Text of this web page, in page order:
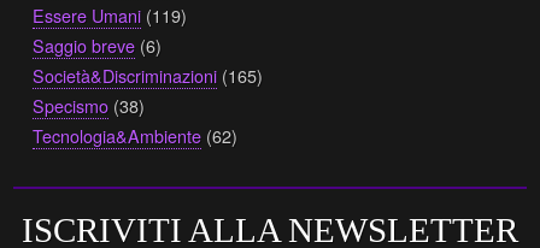
Essere Umani (119)
Saggio breve (6)
Società&Discriminazioni (165)
Specismo (38)
Tecnologia&Ambiente (62)
ISCRIVITI ALLA NEWSLETTER